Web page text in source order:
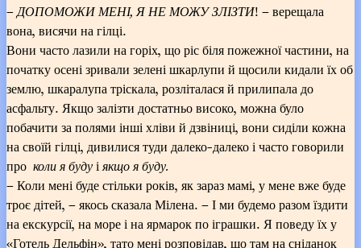
–ДОПОМОЖИ МЕНІ, Я НЕ МОЖУ ЗЛІЗТИ! – верещала
вона, висячи на гілці.
Вони часто лазили на горіх, що ріс біля пожежної частини, на
початку осені зривали зелені шкарлупи й щосили кидали їх об
землю, шкаралупа тріскала, розліталася й прилипала до
асфальту. Якщо залізти достатньо високо, можна було
побачити за полями інші хліви й дзвіниці, вони сиділи кожна
на своїй гілці, дивилися туди далеко-далеко і часто говорили
про коли я будуіякщо я буду.
– Коли мені буде стільки років, як зараз мамі, у мене вже буде
троє дітей, – якось сказала Мілена. – І ми будемо разом їздити
на екскурсії, на море і на ярмарок по іграшки. Я поведу їх у
«Готель Дельфін», тато мені розповідав, що там на сніданок